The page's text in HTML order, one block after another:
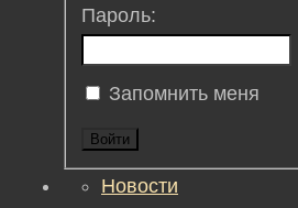
Пароль:
Запомнить меня
Войти
Новости